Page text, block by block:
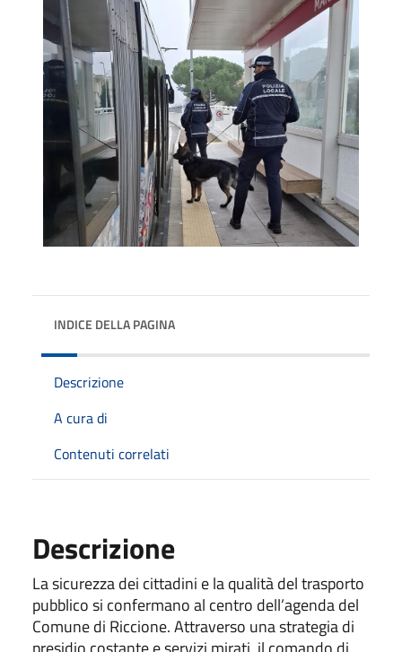
INDICE DELLA PAGINA
Descrizione
A cura di
Contenuti correlati
Descrizione
La sicurezza dei cittadini e la qualità del trasporto
pubblico si confermano al centro dell’agenda del
Comune di Riccione. Attraverso una strategia di